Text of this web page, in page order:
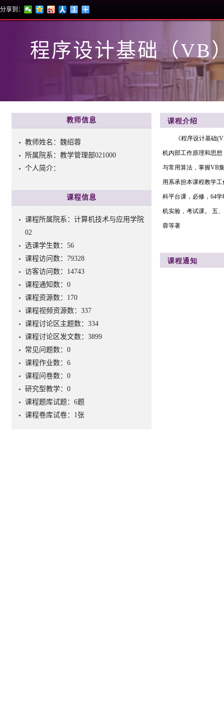
分享到：
程序设计基础（VB
教师信息
教师姓名：魏绍蓉
所属院系：教学管理部021000
个人简介：
课程信息
课程所属院系：计算机技术与应用学院
02
选课学生数：56
课程访问数： 79328
访客访问数： 14743
课程通知数： 0
课程资源数： 170
课程视频资源数： 337
课程讨论区主题数： 334
课程讨论区发文数： 3899
常见问题数： 0
课程作业数： 6
课程问卷数： 0
研究型教学： 0
课程题库试题： 6题
课程卷库试卷： 1张